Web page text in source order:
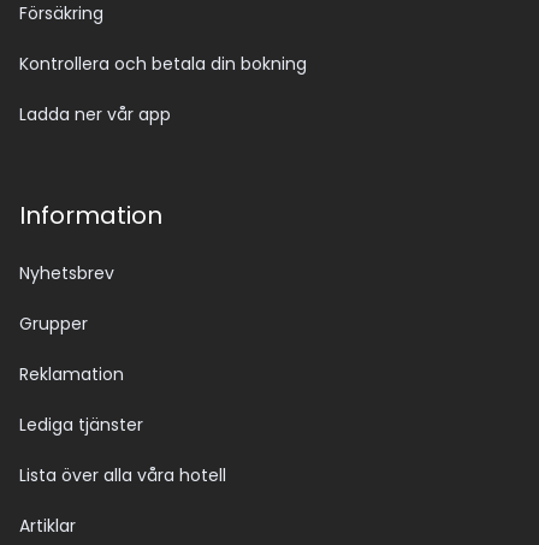
Försäkring
Kontrollera och betala din bokning
Ladda ner vår app
Information
Nyhetsbrev
Grupper
Reklamation
Lediga tjänster
Lista över alla våra hotell
Artiklar